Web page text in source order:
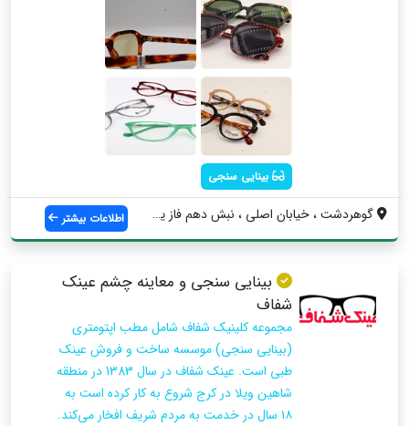
بینایی سنجی
گوهردشت ، خیابان اصلی ، نبش دهم فاز یک ،... اطلاعات بیشتر
بینایی سنجی و معاینه چشم عینک
شفاف
مجموعه کلینیک شفاف شامل مطب اپتومتری
(بینایی سنجی) موسسه ساخت و فروش عینک
طبی است. عینک شفاف در سال 1383 در منطقه
شاهین ویلا در کرج شروع به کار کرده است به
۱۸ سال در خدمت به مردم شریف افخار می‌کند.